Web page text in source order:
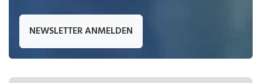
NEWSLETTER ANMELDEN